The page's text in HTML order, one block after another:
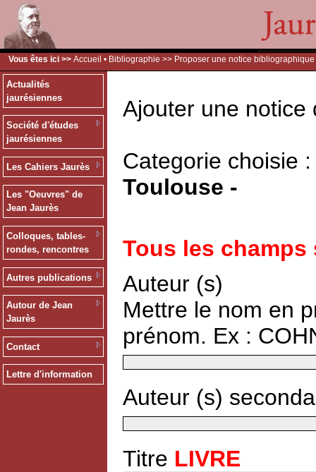
Vous êtes ici >> Accueil • Bibliographie >> Proposer une notice bibliographique
Actualités
jaurésiennes
Société d'études
jaurésiennes
Les Cahiers Jaurès
Les "Oeuvres" de
Jean Jaurès
Colloques, tables-
rondes, rencontres
Autres publications
Autour de Jean
Jaurès
Contact
Lettre d'information
Ajouter une notice
Categorie choisie
Toulouse -
Tous les
Auteur (s)
Mettre le nom en
prénom. Ex :
Auteur (s)
Titre LIVRE